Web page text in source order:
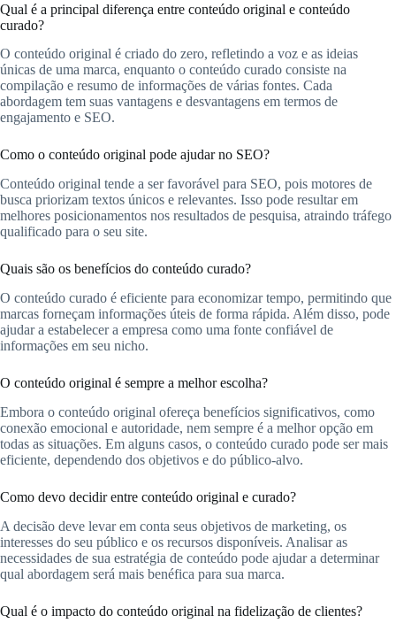
Qual é a principal diferença entre conteúdo original e conteúdo
curado?
O conteúdo original é criado do zero, refletindo a voz e as ideias
únicas de uma marca, enquanto o conteúdo curado consiste na
compilação e resumo de informações de várias fontes. Cada
abordagem tem suas vantagens e desvantagens em termos de
engajamento e SEO.
Como o conteúdo original pode ajudar no SEO?
Conteúdo original tende a ser favorável para SEO, pois motores de
busca priorizam textos únicos e relevantes. Isso pode resultar em
melhores posicionamentos nos resultados de pesquisa, atraindo tráfego
qualificado para o seu site.
Quais são os benefícios do conteúdo curado?
O conteúdo curado é eficiente para economizar tempo, permitindo que
marcas forneçam informações úteis de forma rápida. Além disso, pode
ajudar a estabelecer a empresa como uma fonte confiável de
informações em seu nicho.
O conteúdo original é sempre a melhor escolha?
Embora o conteúdo original ofereça benefícios significativos, como
conexão emocional e autoridade, nem sempre é a melhor opção em
todas as situações. Em alguns casos, o conteúdo curado pode ser mais
eficiente, dependendo dos objetivos e do público-alvo.
Como devo decidir entre conteúdo original e curado?
A decisão deve levar em conta seus objetivos de marketing, os
interesses do seu público e os recursos disponíveis. Analisar as
necessidades de sua estratégia de conteúdo pode ajudar a determinar
qual abordagem será mais benéfica para sua marca.
Qual é o impacto do conteúdo original na fidelização de clientes?